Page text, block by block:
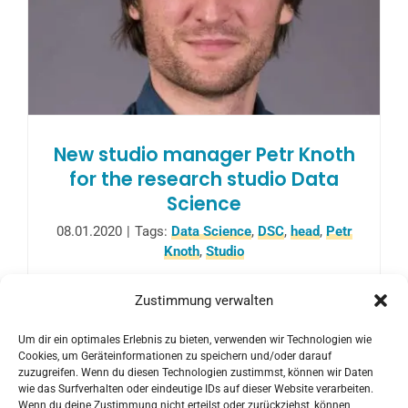
Zustimmung verwalten
Um dir ein optimales Erlebnis zu bieten, verwenden wir Technologien wie
Cookies, um Geräteinformationen zu speichern und/oder darauf
zuzugreifen. Wenn du diesen Technologien zustimmst, können wir Daten
wie das Surfverhalten oder eindeutige IDs auf dieser Website verarbeiten.
Wenn du deine Zustimmung nicht erteilst oder zurückziehst, können
New studio manager Petr Knoth
for the research studio Data
Science
08.01.2020 | Tags: Data Science, DSC, head, Petr
Knoth, Studio
The Research Studio Data Science has a new
2020: Dr. Petr Knoth. Dr. Mihai Lupu left RSA
FG to the US.